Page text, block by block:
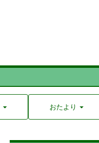
おたより